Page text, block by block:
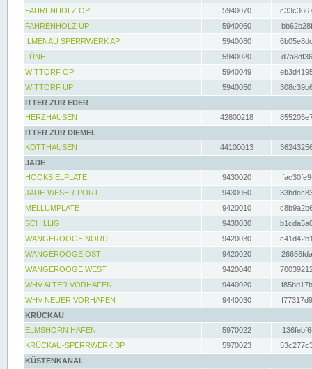
FAHRENHOLZ OP
5940070
FAHRENHOLZ UP
5940060
ILMENAU SPERRWERK AP
5940080
LÜNE
5940020
WITTORF OP
5940049
WITTORF UP
5940050
ITTER ZUR EDER
HERZHAUSEN
42800218
ITTER ZUR DIEMEL
KOTTHAUSEN
44100013
JADE
HOOKSIELPLATE
9430020
JADE-WESER-PORT
9430050
MELLUMPLATE
9420010
SCHILLIG
9430030
WANGEROOGE NORD
9420030
WANGEROOGE OST
9420020
WANGEROOGE WEST
9420040
WHV ALTER VORHAFEN
9440020
WHV NEUER VORHAFEN
9440030
KRÜCKAU
ELMSHORN HAFEN
5970022
KRÜCKAU-SPERRWERK BP
5970023
KÜSTENKANAL